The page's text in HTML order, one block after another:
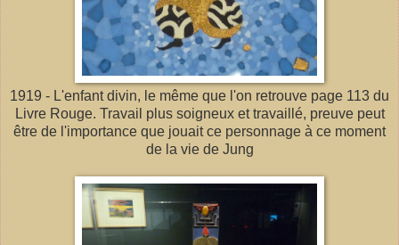
1919 - L'enfant divin, le même que l'on retrouve page 113 du
Livre Rouge. Travail plus soigneux et travaillé, preuve peut
être de l'importance que jouait ce personnage à ce moment
de la vie de Jung